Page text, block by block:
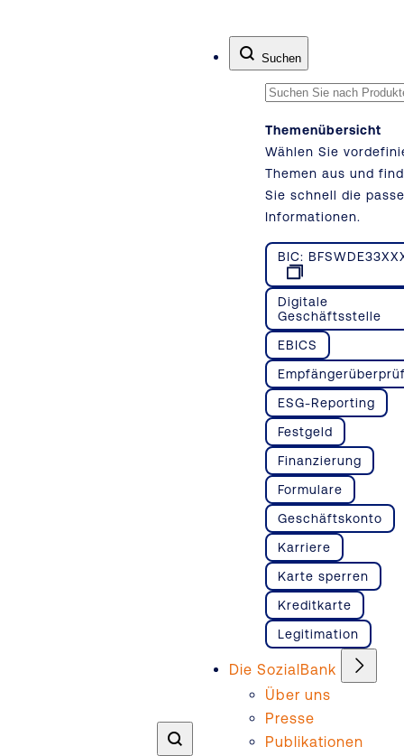
Suchen
Themenübersicht
Wählen Sie
Themen aus und
Sie schnell die
Informationen.
BIC:
Digitale
Geschäftsstelle
EBICS
ESG-Reporting
Festgeld
Finanzierung
Formulare
Geschäftskonto
Karriere
Karte sperren
Kreditkarte
Legitimation
Die SozialBank
Über uns
Presse
Publikationen